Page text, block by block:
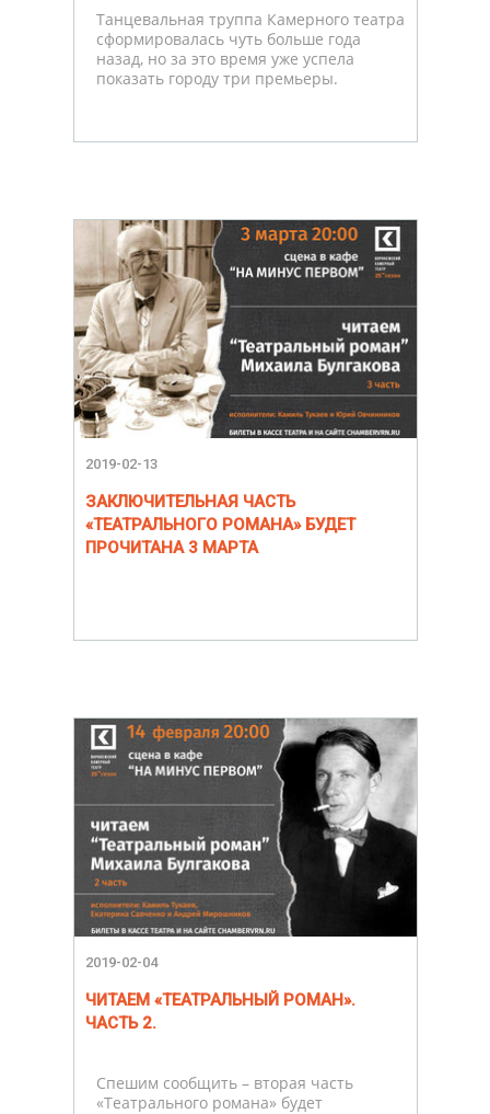
Танцевальная труппа Камерного театра
сформировалась чуть больше года
назад, но за это время уже успела
показать городу три премьеры.
2019-02-13
ЗАКЛЮЧИТЕЛЬНАЯ ЧАСТЬ
«ТЕАТРАЛЬНОГО РОМАНА» БУДЕТ
ПРОЧИТАНА 3 МАРТА
2019-02-04
ЧИТАЕМ «ТЕАТРАЛЬНЫЙ РОМАН».
ЧАСТЬ 2.
Спешим сообщить – вторая часть
«Театрального романа» будет